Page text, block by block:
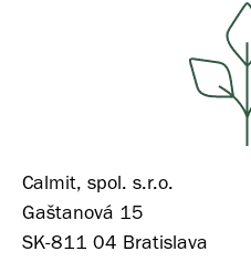
Calmit, spol. s.r.o.
Gaštanová 15
SK-811 04 Bratislava